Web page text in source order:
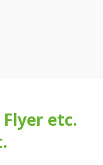
etc.